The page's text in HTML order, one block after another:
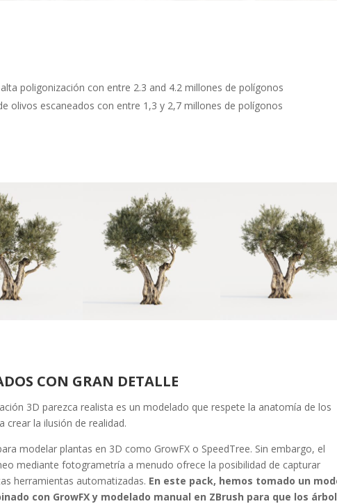
poligonización con entre 2.3 and 4.2 millones de polígonos
olivos escaneados con entre 1,3 y 2,7 millones de polígonos
CON GRAN DETALLE
3D parezca realista es un modelado que respete la anatomía de los
crear la ilusión de realidad.
modelar plantas en 3D como GrowFX o SpeedTree. Sin embargo, el
mediante fotogrametría a menudo ofrece la posibilidad de capturar
herramientas automatizadas. En este pack, hemos tomado un
con GrowFX y modelado manual en ZBrush para que los